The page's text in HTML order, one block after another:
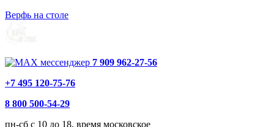
Верфь на столе
7 909 962-27-56
+7 495 120-75-76
8 800 500-54-29
пн-сб с 10 до 18, время московское